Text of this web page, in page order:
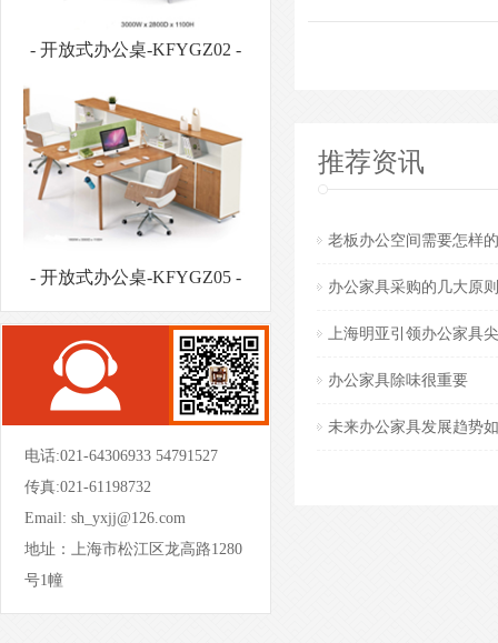
- 开放式办公桌-KFYGZ05 -
- 板式文件柜-BSWJG07 -
电话:021-64306933 54791527
传真:021-61198732
Email: sh_yxjj@126.com
地址：上海市松江区龙高路1280
号1幢
推荐资讯
老板办公空间需要怎样
办公家具采购的几大原则
上海明亚引领办公家具
办公家具除味很重要
未来办公家具发展趋势